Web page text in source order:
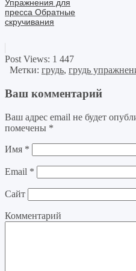
Упражнения для
пресса Обратные
скручивания
Post Views: 1 447
Метки: грудь, грудь
Ваш комментарий
Ваш адрес email не будет
помечены *
Имя *
Email *
Сайт
Комментарий